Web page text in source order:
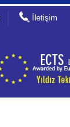
İletişim